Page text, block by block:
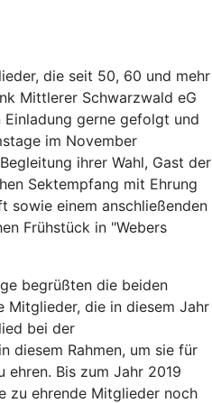
die seit 50, 60 und mehr
Mittlerer Schwarzwald eG
gerne gefolgt und
im November
ihrer Wahl, Gast der
Sektempfang mit Ehrung
sowie einem anschließenden
Frühstück in "Webers
begrüßten die beiden
Mitglieder, die in diesem Jahr
bei der
diesem Rahmen, um sie für
Bis zum Jahr 2019
zu ehrende Mitglieder noch